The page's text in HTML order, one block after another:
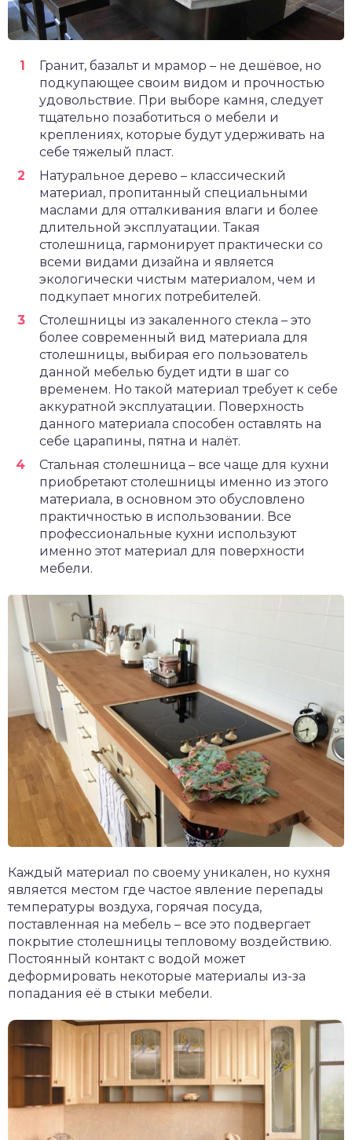
Гранит, базальт и мрамор – не дешёвое, но
подкупающее своим видом и прочностью
удовольствие. При выборе камня, следует
тщательно позаботиться о мебели и
креплениях, которые будут удерживать на
себе тяжелый пласт.
Натуральное дерево – классический
материал, пропитанный специальными
маслами для отталкивания влаги и более
длительной эксплуатации. Такая
столешница, гармонирует практически со
всеми видами дизайна и является
экологически чистым материалом, чем и
подкупает многих потребителей.
Столешницы из закаленного стекла – это
более современный вид материала для
столешницы, выбирая его пользователь
данной мебелью будет идти в шаг со
временем. Но такой материал требует к себе
аккуратной эксплуатации. Поверхность
данного материала способен оставлять на
себе царапины, пятна и налёт.
Стальная столешница – все чаще для кухни
приобретают столешницы именно из этого
материала, в основном это обусловлено
практичностью в использовании. Все
профессиональные кухни используют
именно этот материал для поверхности
мебели.
Каждый материал по своему уникален, но кухня
является местом где частое явление перепады
температуры воздуха, горячая посуда,
поставленная на мебель – все это подвергает
покрытие столешницы тепловому воздействию.
Постоянный контакт с водой может
деформировать некоторые материалы из-за
попадания её в стыки мебели.